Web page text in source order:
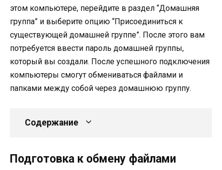
этом компьютере, перейдите в раздел “Домашняя
группа” и выберите опцию “Присоединиться к
существующей домашней группе”. После этого вам
потребуется ввести пароль домашней группы,
который вы создали. После успешного подключения
компьютеры смогут обмениваться файлами и
папками между собой через домашнюю группу.
Содержание
Подготовка к обмену файлами